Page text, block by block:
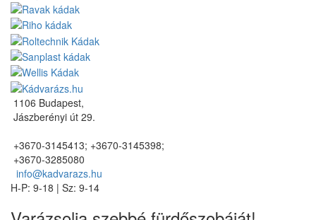
1106 Budapest,
Jászberényi út 29.
+3670-3145413; +3670-3145398;
+3670-3285080
info@kadvarazs.hu
H-P: 9-18 | Sz: 9-14